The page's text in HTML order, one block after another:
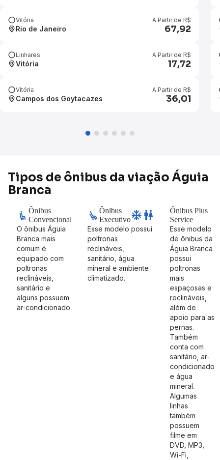
Vitória
Rio de Janeiro
A Partir de R$
67,92
Linhares
Vitória
A Partir de R$
17,72
Vitória
Campos dos Goytacazes
A Partir de R$
36,01
Tipos de ônibus da viação Águia
Branca
Ônibus
Convencional
O ônibus Águia
Branca mais
comum é
equipado com
poltronas
reclináveis,
sanitário e
alguns possuem
ar-condicionado.
Ônibus
Executivoac_unit wc
Esse modelo possui
poltronas
reclináveis,
sanitário, água
mineral e ambiente
climatizado.
Ônibus Plus
Service
Esse modelo
de ônibus da
Águia Branca
possui
poltronas
mais
espaçosas e
reclináveis,
além de
apoio para as
pernas.
Também
conta com
sanitário, ar-
condicionado
e água
mineral.
Algumas
linhas
também
possuem
filme em
DVD, MP3,
Wi-Fi,